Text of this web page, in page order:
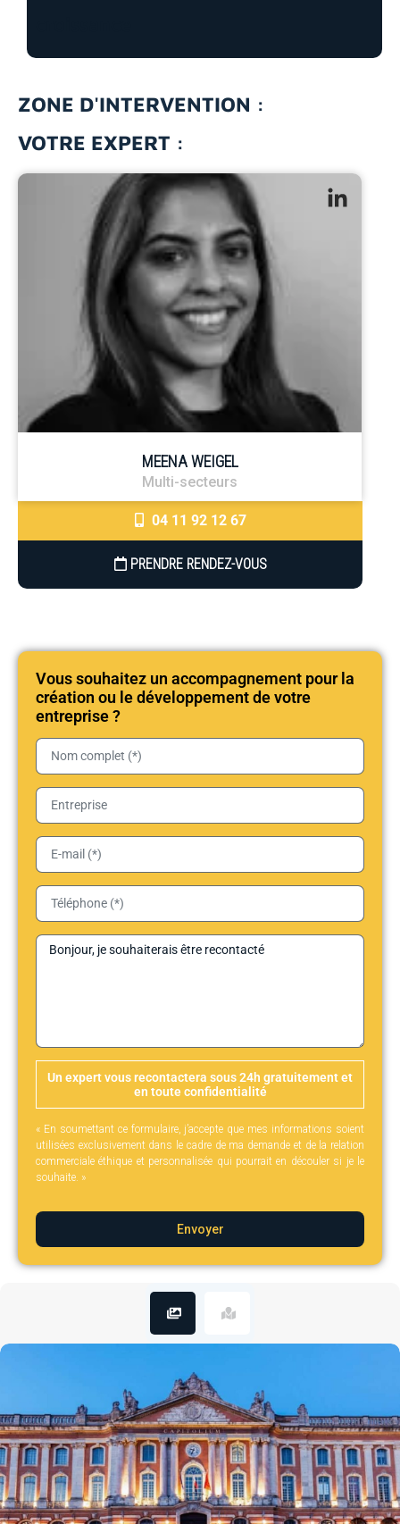
ZONE D'INTERVENTION :
VOTRE EXPERT :
MEENA WEIGEL
Multi-secteurs
04 11 92 12 67
PRENDRE RENDEZ-VOUS
Vous souhaitez un accompagnement pour la
création ou le développement de votre
entreprise ?
Un expert vous recontactera sous 24h gratuitement et
en toute confidentialité
« En soumettant ce formulaire, j’accepte que mes informations soient
utilisées exclusivement dans le cadre de ma demande et de la relation
commerciale éthique et personnalisée qui pourrait en découler si je le
souhaite. »
Envoyer